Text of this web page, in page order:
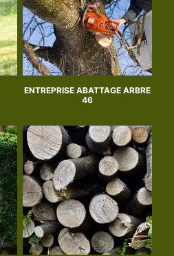
ENTREPRISE ABATTAGE ARBRE
46